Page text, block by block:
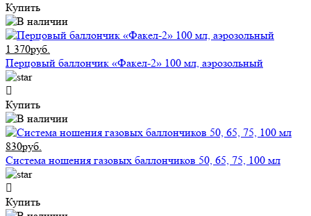
Купить
1 370руб.
Перцовый баллончик «Факел-2» 100 мл, аэрозольный
Купить
830руб.
Система ношения газовых баллончиков 50, 65, 75, 100 мл
Купить